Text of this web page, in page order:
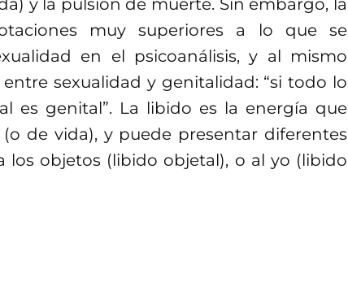
muy superiores a lo que se
en el psicoanálisis, y al mismo
sexualidad y genitalidad: “si todo lo
es genital”. La libido es la energía que
de vida), y puede presentar diferentes
los objetos (libido objetal), o al yo (libido